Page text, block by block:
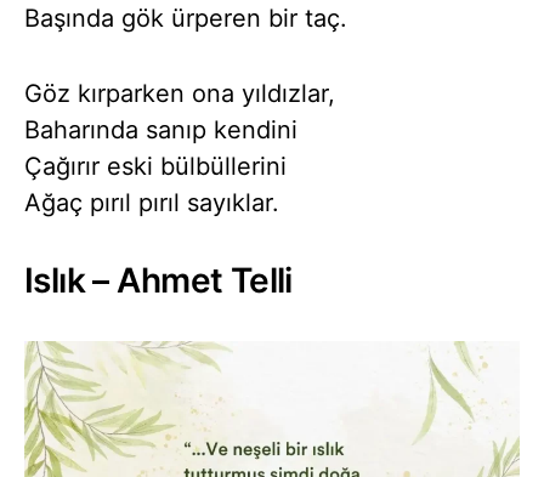
Başında gök ürperen bir taç.
Göz kırparken ona yıldızlar,
Baharında sanıp kendini
Çağırır eski bülbüllerini
Ağaç pırıl pırıl sayıklar.
Islık – Ahmet Telli